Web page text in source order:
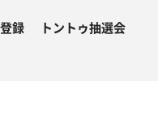
録 トントゥ抽選会